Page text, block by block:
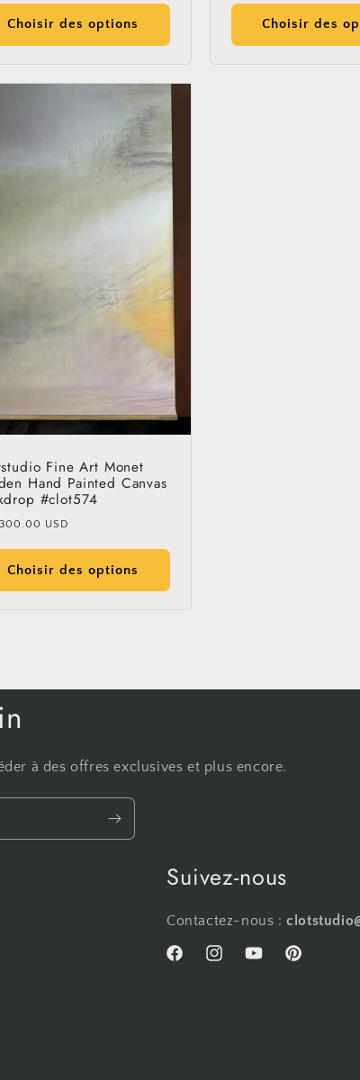
Choisir des options Choisir des
Fine Art Monet
Hand Painted Canvas
#clot574
USD
Choisir des options
à des offres exclusives et plus encore.
Suivez-nous
Contactez-nous :
FacebookInstagramYouTubePinterest
deal!
email marketing